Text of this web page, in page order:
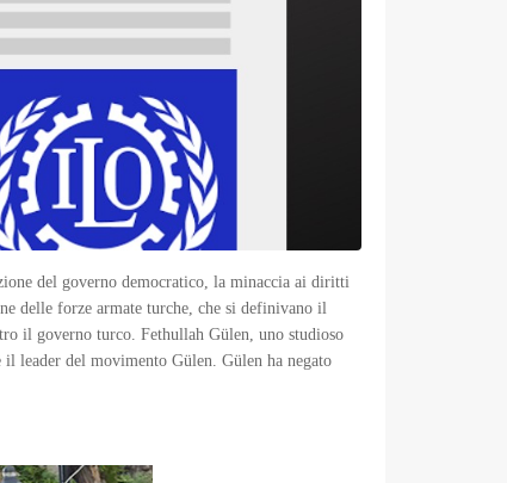
del governo democratico, la minaccia ai diritti
delle forze armate turche, che si definivano il
il governo turco. Fethullah Gülen, uno studioso
leader del movimento Gülen. Gülen ha negato